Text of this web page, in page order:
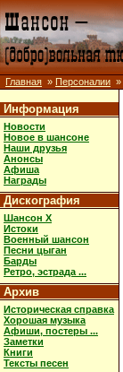
Главная » Персоналии »
Информация
Новости
Новое в шансоне
Наши друзья
Анонсы
Афиша
Награды
Дискография
Шансон X
Истоки
Военный шансон
Песни цыган
Барды
Ретро, эстрада ...
Архив
Историческая справка
Хорошая музыка
Афиши, постеры ...
Заметки
Книги
Тексты песен